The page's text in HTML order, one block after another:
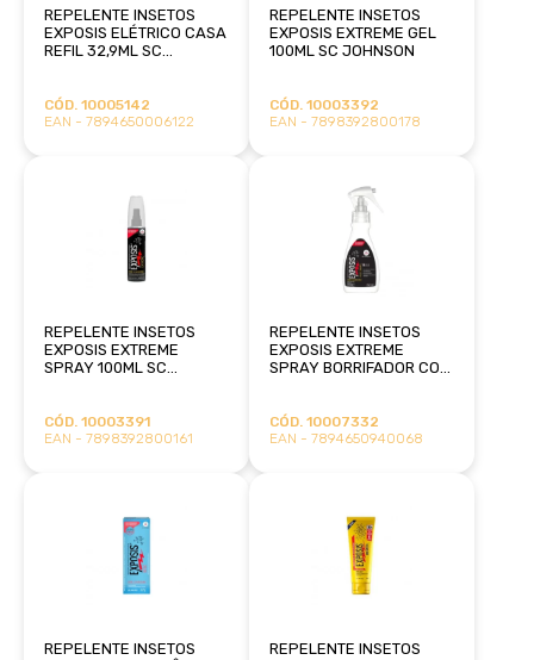
REPELENTE INSETOS
EXPOSIS ELÉTRICO CASA
REFIL 32,9ML SC
CÓD. 10005142
EAN - 7894650006122
REPELENTE INSETOS
EXPOSIS EXTREME GEL
100ML SC JOHNSON
CÓD. 10003392
EAN - 7898392800178
REPELENTE INSETOS
EXPOSIS EXTREME
SPRAY 100ML SC
CÓD. 10003391
EAN - 7898392800161
REPELENTE INSETOS
EXPOSIS EXTREME
SPRAY BORRIFADOR COM
CÓD. 10007332
EAN - 7894650940068
REPELENTE INSETOS
REPELENTE INSETOS